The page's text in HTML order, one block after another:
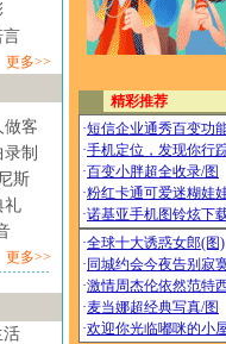
言
更多>>
做客
制
斯
礼
更多>>
活